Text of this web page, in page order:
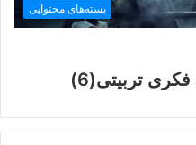
بسته‌های محتوایی
تربیتی(6)